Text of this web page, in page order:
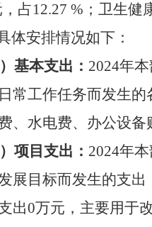
占12.27 %； 卫生健
体安排情况如下：
）基本支出： 2024年
常工作任务而发生
、水电费、办公设备
）项目支出： 2024年
展目标而发生的支出
出0万元，主要用于